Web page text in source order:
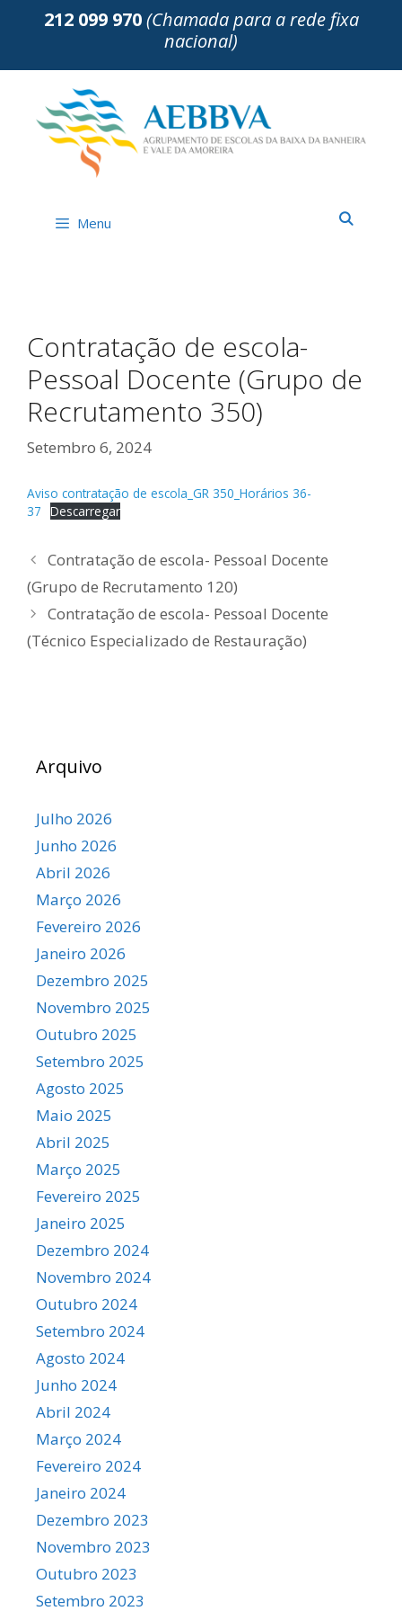
212 099 970(Chamada para a rede fixa
nacional)
Menu
Contratação de escola-
Pessoal Docente (Grupo de
Recrutamento 350)
Setembro 6, 2024
Aviso contratação de escola_GR 350_Horários 36-
37 Descarregar
Contratação de escola- Pessoal Docente
(Grupo de Recrutamento 120)
Contratação de escola- Pessoal Docente
(Técnico Especializado de Restauração)
Arquivo
Julho 2026
Junho 2026
Abril 2026
Março 2026
Fevereiro 2026
Janeiro 2026
Dezembro 2025
Novembro 2025
Outubro 2025
Setembro 2025
Agosto 2025
Maio 2025
Abril 2025
Março 2025
Fevereiro 2025
Janeiro 2025
Dezembro 2024
Novembro 2024
Outubro 2024
Setembro 2024
Agosto 2024
Junho 2024
Abril 2024
Março 2024
Fevereiro 2024
Janeiro 2024
Dezembro 2023
Novembro 2023
Outubro 2023
Setembro 2023